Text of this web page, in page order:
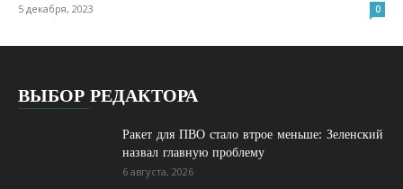
5 декабря, 2023 0
ВЫБОР РЕДАКТОРА
Ракет для ПВО стало втрое меньше: Зеленский
назвал главную проблему
6 августа, 2026